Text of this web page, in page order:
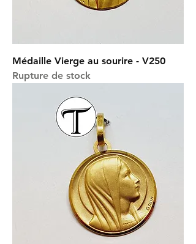
Médaille Vierge au sourire - V250
Rupture de stock